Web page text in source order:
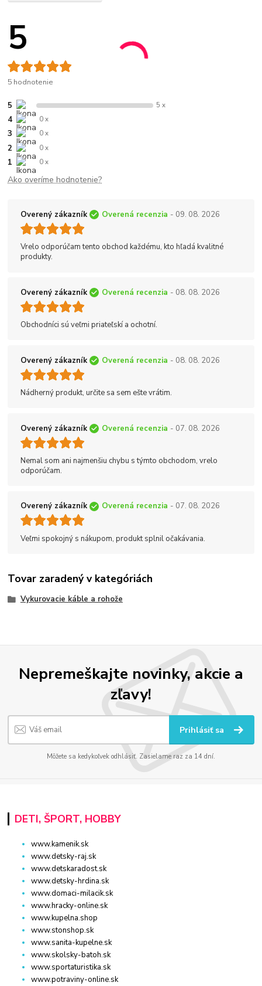
5
5 hodnotenie
5 5 x
4 0 x
3 0 x
2 0 x
1 0 x
Ako overíme hodnotenie?
Overený zákazník Overená recenzia - 09. 08. 2026
Vrelo odporúčam tento obchod každému, kto hľadá kvalitné
produkty.
Overený zákazník Overená recenzia - 08. 08. 2026
Obchodníci sú veľmi priateľskí a ochotní.
Overený zákazník Overená recenzia - 08. 08. 2026
Nádherný produkt, určite sa sem ešte vrátim.
Overený zákazník Overená recenzia - 07. 08. 2026
Nemal som ani najmenšiu chybu s týmto obchodom, vrelo
odporúčam.
Overený zákazník Overená recenzia - 07. 08. 2026
Veľmi spokojný s nákupom, produkt splnil očakávania.
Tovar zaradený v kategóriách
Vykurovacie káble a rohože
Nepremeškajte novinky, akcie a
zľavy!
Prihlásiť sa
Môžete sa kedykoľvek odhlásiť. Zasielame raz za 14 dní.
DETI, ŠPORT, HOBBY
www.kamenik.sk
www.detsky-raj.sk
www.detskaradost.sk
www.detsky-hrdina.sk
www.domaci-milacik.sk
www.hracky-online.sk
www.kupelna.shop
www.stonshop.sk
www.sanita-kupelne.sk
www.skolsky-batoh.sk
www.sportaturistika.sk
www.potraviny-online.sk